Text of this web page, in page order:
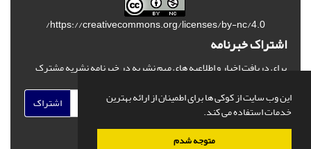
این وب سایت از کوکی ها برای اطمینان از ارائه بهترین
خدمات استفاده می کند.
متوجه شدم
https://creativecommons.org/licenses/by-nc/4.0/
اشتراک خبرنامه
برای دریافت اخبار و اطلاعیه های مهم نشریه در خبرنامه نشریه مشترک
اشتراک